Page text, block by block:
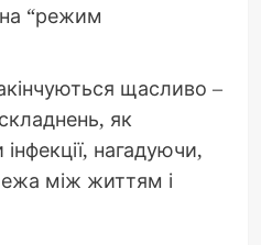
“режим
щасливо –
як
нагадуючи,
між життям і